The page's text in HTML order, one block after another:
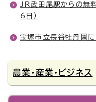
JR武田尾駅からの無
6日）
宝塚市立長谷牡丹園に
農業・産業・ビジネス